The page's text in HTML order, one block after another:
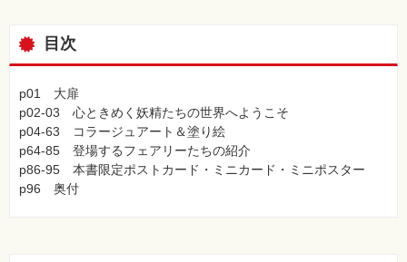
目次
p01 大扉
p02-03 心ときめく妖精たちの世界へようこそ
p04-63 コラージュアート＆塗り絵
p64-85 登場するフェアリーたちの紹介
p86-95 本書限定ポストカード・ミニカード・ミニポスター
p96 奥付